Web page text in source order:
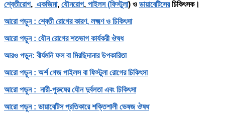
শ্বেতীরোগ, একজিমা, যৌনরোগ, পাইলস (ফিস্টুলা) ও ডায়াবেটিসেরচিকিৎসক।
আরো পড়ুন : শ্বেতী রোগের কারণ, লক্ষ্মণ ও চিকিৎসা
আরো পড়ুন : যৌন রোগের শতভাগ কার্যকরী ঔষধ
আরও পড়ুন: বীর্যমনি ফল বা মিরছিদানার উপকারিতা
আরো পড়ুন : অর্শ গেজ পাইলস বা ফিস্টুলা রোগের চিকিৎসা
আরো পড়ুন : নারী-পুরুষের যৌন দুর্বলতা এবং চিকিৎসা
আরো পড়ুন : ডায়াবেটিস প্রতিকারে শক্তিশালী ভেষজ ঔষধ